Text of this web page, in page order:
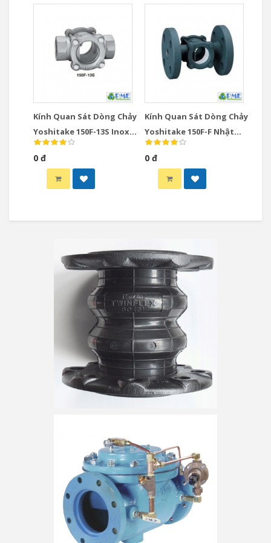
Kính Quan Sát Dòng Chảy
Yoshitake 150F-13S Inox
Nhật Bản DN15-DN50
0 đ
Kính Quan Sát Dòng Chảy
Yoshitake 150F-F Nhật
Bản DN65-DN150 JIS10K
0 đ